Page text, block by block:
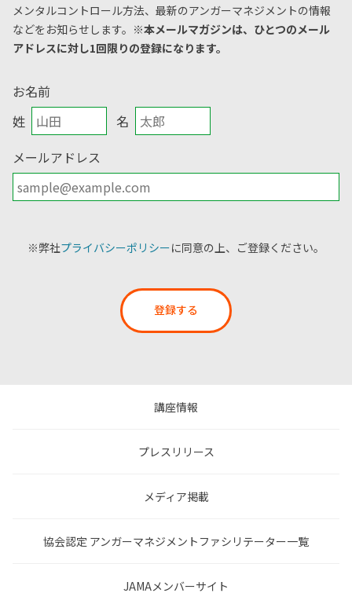
メンタルコントロール方法、 最新のアンガーマネジメントの情報
などをお知らせします。 ※本メールマガジンは、ひとつのメール
アドレスに対し1回限りの登録になります。
お名前
姓
名
メールアドレス
※弊社プライバシーポリシーに同意の上、ご登録ください。
登録する
講座情報
プレスリリース
メディア掲載
協会認定 アンガーマネジメントファシリテーター一覧
JAMAメンバーサイト